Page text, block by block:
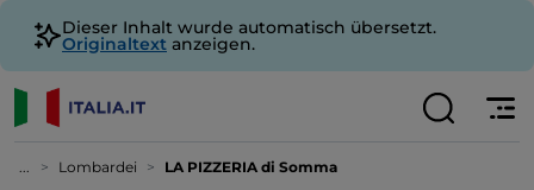
Dieser Inhalt wurde automatisch übersetzt.
Originaltext anzeigen.
... Lombardei LA PIZZERIA di Somma